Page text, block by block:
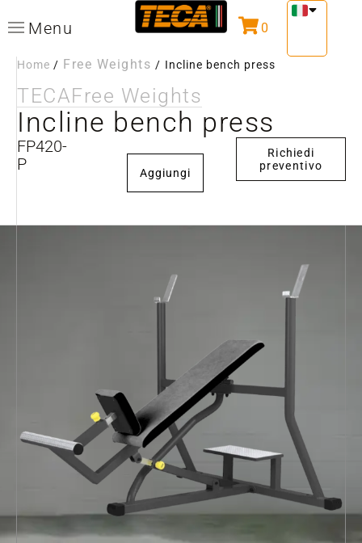
Menu 0
Home / Free Weights / Incline bench press
TECAFree Weights
Incline bench press
FP420-
P
Aggiungi
Richiedi
preventivo